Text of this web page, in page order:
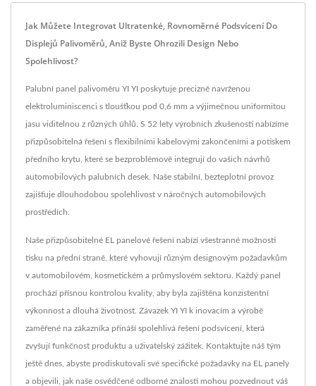
Jak Můžete Integrovat Ultratenké, Rovnoměrné Podsvícení Do
Displejů Palivoměrů, Aniž Byste Ohrozili Design Nebo
Spolehlivost?
Palubní panel palivoměru YI YI poskytuje precizně navrženou
elektroluminiscenci s tloušťkou pod 0,6 mm a výjimečnou uniformitou
jasu viditelnou z různých úhlů. S 52 lety výrobních zkušeností nabízíme
přizpůsobitelná řešení s flexibilními kabelovými zakončeními a potiskem
předního krytu, které se bezproblémově integrují do vašich návrhů
automobilových palubních desek. Naše stabilní, bezteplotní provoz
zajišťuje dlouhodobou spolehlivost v náročných automobilových
prostředích.
Naše přizpůsobitelné EL panelové řešení nabízí všestranné možnosti
tisku na přední straně, které vyhovují různým designovým požadavkům
v automobilovém, kosmetickém a průmyslovém sektoru. Každý panel
prochází přísnou kontrolou kvality, aby byla zajištěna konzistentní
výkonnost a dlouhá životnost. Závazek YI YI k inovacím a výrobě
zaměřené na zákazníka přináší spolehlivá řešení podsvícení, která
zvyšují funkčnost produktu a uživatelský zážitek. Kontaktujte náš tým
ještě dnes, abyste prodiskutovali své specifické požadavky na EL panely
a objevili, jak naše osvědčené odborné znalosti mohou pozvednout váš